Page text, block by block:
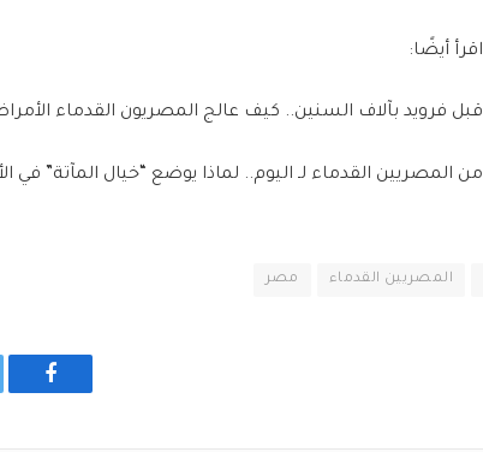
اقرأ أيضًا:
قبل فرويد بآلاف السنين.. كيف عالج المصريون القدماء
من المصريين القدماء لـ اليوم.. لماذا يوضع “خيال المآتة” في
المصريين القدماء مصر